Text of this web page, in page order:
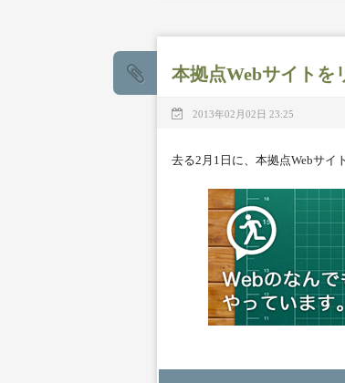
本拠点Webサイトを
2013年02月02日 23:25
去る2月1日に、本拠点Webサイト